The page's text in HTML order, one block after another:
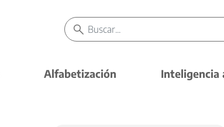
Alfabetización Inteligencia